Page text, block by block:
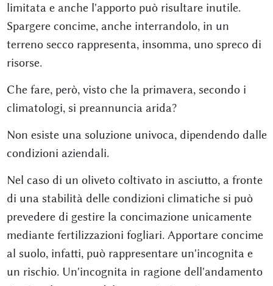
limitata e anche l'apporto può risultare inutile.
Spargere concime, anche interrandolo, in un
terreno secco rappresenta, insomma, uno spreco di
risorse.
Che fare, però, visto che la primavera, secondo i
climatologi, si preannuncia arida?
Non esiste una soluzione univoca, dipendendo dalle
condizioni aziendali.
Nel caso di un oliveto coltivato in asciutto, a fronte
di una stabilità delle condizioni climatiche si può
prevedere di gestire la concimazione unicamente
mediante fertilizzazioni fogliari. Apportare concime
al suolo, infatti, può rappresentare un'incognita e
un rischio. Un'incognita in ragione dell'andamento